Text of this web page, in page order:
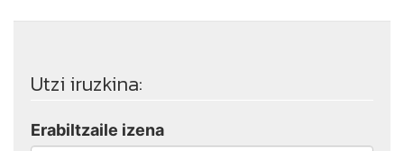
Utzi iruzkina:
Erabiltzaile izena